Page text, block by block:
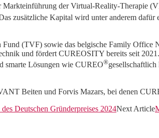
der Virtual-Reality-Therapie
zusätzliche Kapital wird unter anderem
(TVF) sowie das belgische Family
und fördert CUREOSITY bereits seit
smarte Lösungen wie CUREO®
Beiten und Forvis Mazars, bei denen
Deutschen Gründerpreises 2024Next Article